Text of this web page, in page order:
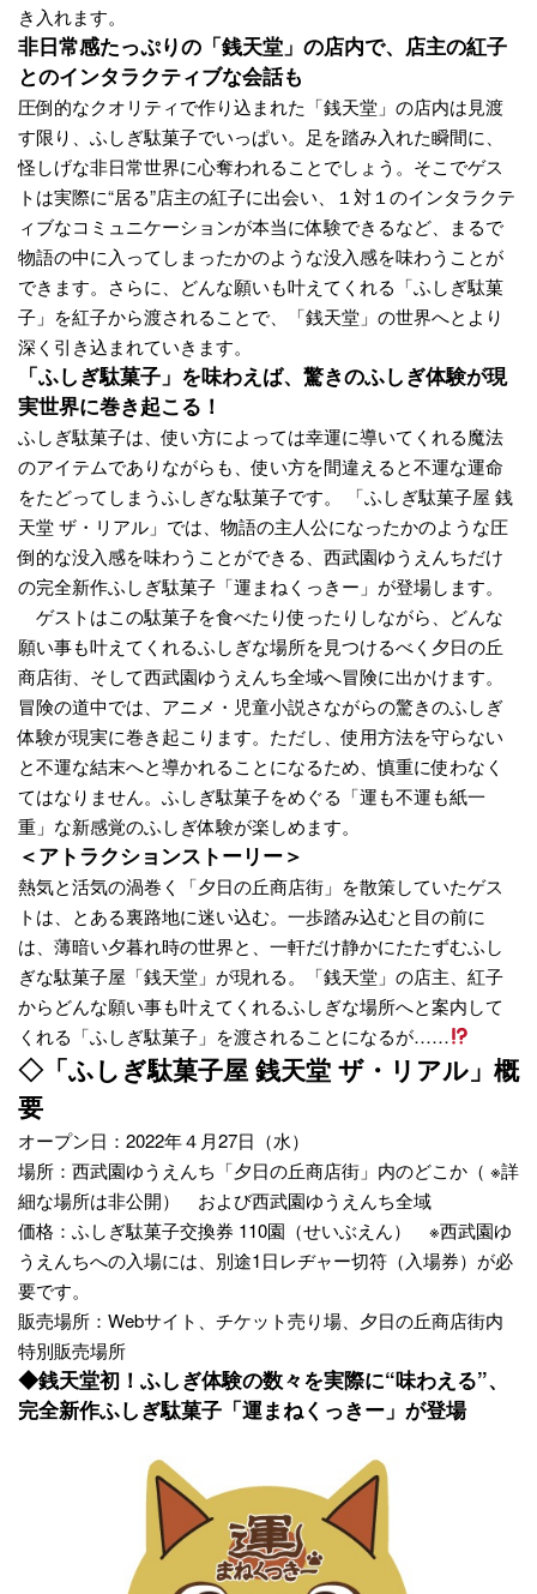
き入れます。
非日常感たっぷりの「銭天堂」の店内で、店主の紅子
とのインタラクティブな会話も
圧倒的なクオリティで作り込まれた「銭天堂」の店内は見渡
す限り、ふしぎ駄菓子でいっぱい。足を踏み入れた瞬間に、
怪しげな非日常世界に心奪われることでしょう。そこでゲス
トは実際に“居る”店主の紅子に出会い、１対１のインタラクテ
ィブなコミュニケーションが本当に体験できるなど、まるで
物語の中に入ってしまったかのような没入感を味わうことが
できます。さらに、どんな願いも叶えてくれる「ふしぎ駄菓
子」を紅子から渡されることで、「銭天堂」の世界へとより
深く引き込まれていきます。
「ふしぎ駄菓子」を味わえば、驚きのふしぎ体験が現
実世界に巻き起こる！
ふしぎ駄菓子は、使い方によっては幸運に導いてくれる魔法
のアイテムでありながらも、使い方を間違えると不運な運命
をたどってしまうふしぎな駄菓子です。 「ふしぎ駄菓子屋 銭
天堂 ザ・リアル」では、物語の主人公になったかのような圧
倒的な没入感を味わうことができる、西武園ゆうえんちだけ
の完全新作ふしぎ駄菓子「運まねくっきー」が登場します。
ゲストはこの駄菓子を食べたり使ったりしながら、どんな
願い事も叶えてくれるふしぎな場所を見つけるべく夕日の丘
商店街、そして西武園ゆうえんち全域へ冒険に出かけます。
冒険の道中では、アニメ・児童小説さながらの驚きのふしぎ
体験が現実に巻き起こります。ただし、使用方法を守らない
と不運な結末へと導かれることになるため、慎重に使わなく
てはなりません。ふしぎ駄菓子をめぐる「運も不運も紙一
重」な新感覚のふしぎ体験が楽しめます。
＜アトラクションストーリー＞
熱気と活気の渦巻く「夕日の丘商店街」を散策していたゲス
トは、とある裏路地に迷い込む。一歩踏み込むと目の前に
は、薄暗い夕暮れ時の世界と、一軒だけ静かにたたずむふし
ぎな駄菓子屋「銭天堂」が現れる。「銭天堂」の店主、紅子
からどんな願い事も叶えてくれるふしぎな場所へと案内して
くれる「ふしぎ駄菓子」を渡されることになるが……
◇「ふしぎ駄菓子屋 銭天堂 ザ・リアル」概
要
オープン日：2022年４月27日（水）
場所：西武園ゆうえんち「夕日の丘商店街」内のどこか（ ※詳
細な場所は非公開） および西武園ゆうえんち全域
価格：ふしぎ駄菓子交換券 110園（せいぶえん） ※西武園ゆ
うえんちへの入場には、別途1日レヂャー切符（入場券）が必
要です。
販売場所：Webサイト、チケット売り場、夕日の丘商店街内
特別販売場所
◆銭天堂初！ふしぎ体験の数々を実際に“味わえる”、
完全新作ふしぎ駄菓子「運まねくっきー」が登場